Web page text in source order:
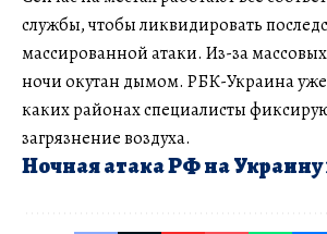
службы, чтобы ликвидировать
массированной атаки. Из-за
ночи окутан дымом. РБК-Украина уже
каких районах специалисты
загрязнение воздуха.
Ночная атака РФ на